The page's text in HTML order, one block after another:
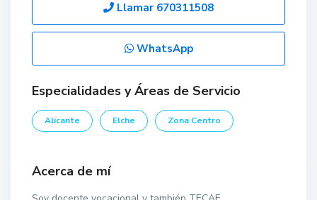
Llamar 670311508
WhatsApp
Especialidades y Áreas de Servicio
Alicante Elche Zona Centro
Acerca de mí